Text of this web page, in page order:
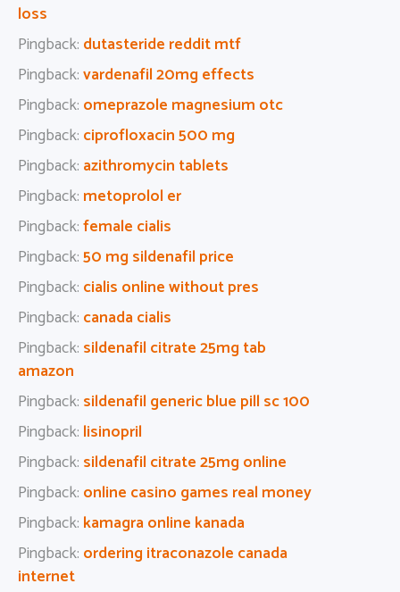
loss
Pingback: dutasteride reddit mtf
Pingback:vardenafil 20mg effects
Pingback: omeprazole magnesium otc
Pingback: ciprofloxacin 500 mg
Pingback: azithromycin tablets
Pingback: metoprolol er
Pingback:female cialis
Pingback:50 mg sildenafil price
Pingback: cialis online without pres
Pingback: canada cialis
Pingback: sildenafil citrate 25mg tab
amazon
Pingback: sildenafil generic blue pill sc 100
Pingback: lisinopril
Pingback: sildenafil citrate 25mg online
Pingback: online casino games real money
Pingback: kamagra online kanada
Pingback: ordering itraconazole canada
internet